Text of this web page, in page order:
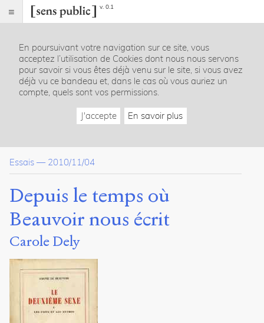
v. 0.1
Index
Article
Notes
Dely,
Carole.
le
temps
où
nous
2010.
En poursuivant votre navigation sur ce site, vous
acceptez l’utilisation de Cookies dont nous nous servons
pour savoir si vous êtes déjà venu sur le site, si vous avez
déjà vu ce bandeau et, dans le cas où vous auriez un
compte, quels sont vos permissions.
J'accepte En savoir plus
Essais — 2010/11/04
Depuis le temps où
Beauvoir nous écrit
Carole Dely